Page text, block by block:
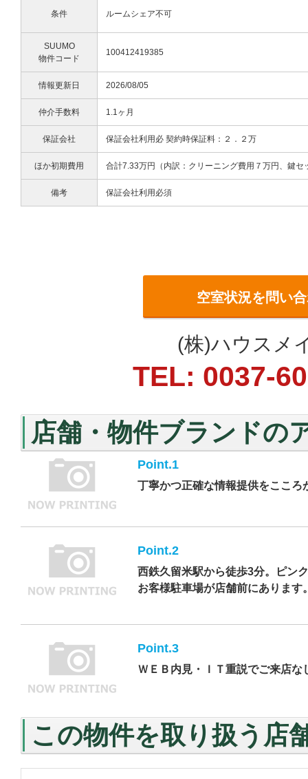
条件 ルームシェア不可
SUUMO
物件コード
100412419385
情報更新日 2026/08/05
仲介手数料 1.1ヶ月
保証会社 保証会社利用必 契約時保証料：２．２万
ほか初期費用 合計7.33万円（内訳：クリーニング費用７万円、鍵セ
備考 保証会社利用必須
空室状況を問い
(株)ハウスメ
TEL: 0037-
店舗・物件ブランドの
Point.1
丁寧かつ正確な情報提供をここ
Point.2
西鉄久留米駅から徒歩3分。ピン
お客様駐車場が店舗前にあります
Point.3
ＷＥＢ内見・ＩＴ重説でご来店
この物件を取り扱う店